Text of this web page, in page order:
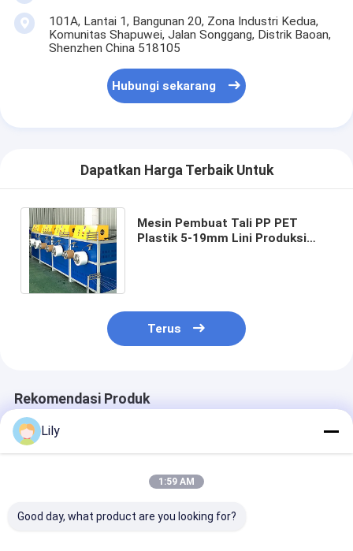
101A, Lantai 1, Bangunan 20, Zona Industri Kedua,
Komunitas Shapuwei, Jalan Songgang, Distrik Baoan,
Shenzhen China 518105
Hubungi sekarang
Dapatkan Harga Terbaik Untuk
Mesin Pembuat Tali PP PET
Plastik 5-19mm Lini Produksi
Terus
Rekomendasi Produk
Lily
1:59 AM
Good day, what product are you looking for?